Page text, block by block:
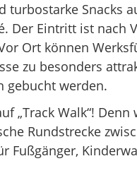
turbostarke Snacks
Der Eintritt ist nach
Ort können
zu besonders
gebucht werden.
„Track Walk“!
Rundstrecke
Fußgänger,